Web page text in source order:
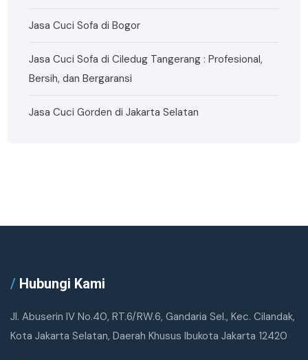
Jasa Cuci Sofa di Bogor
Jasa Cuci Sofa di Ciledug Tangerang : Profesional,
Bersih, dan Bergaransi
Jasa Cuci Gorden di Jakarta Selatan
/ Hubungi Kami
Jl. Abuserin IV No.40, RT.6/RW.6, Gandaria Sel., Kec. Cilandak,
Kota Jakarta Selatan, Daerah Khusus Ibukota Jakarta 12420